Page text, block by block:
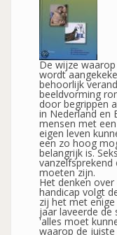
De wijze
wordt
behoorlijk
beeldvorming
door begrippen
in Nederland en
mensen met
eigen leven
een zo hoog
belangrijk is.
vanzelfsprekend
moeten zijn.
Het denken
handicap volgt
zij het met
jaar laveerde de
'alles moet
waarop de